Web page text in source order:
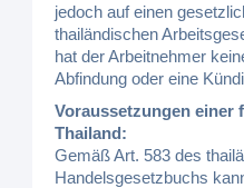
jedoch auf einen
thailändischen
hat der Arbeitnehmer
Abfindung oder eine
Voraussetzungen
Thailand:
Gemäß Art. 583 des
Handelsgesetzbuchs